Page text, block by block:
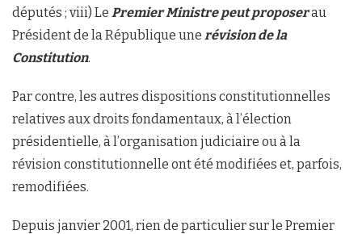
députés ; viii) Le Premier Ministrepeut proposerau
Président de la République une révisionde la
Constitution.
Par contre, les autres dispositions constitutionnelles
relatives aux droits fondamentaux, à l’élection
présidentielle, à l’organisation judiciaire ou à la
révision constitutionnelle ont été modifiées et, parfois,
remodifiées.
Depuis janvier 2001, rien de particulier sur le Premier